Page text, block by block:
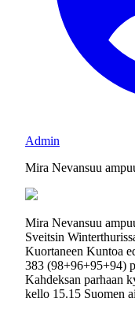
Admin
Mira Nevansuu
Mira Nevansuu
Sveitsin
Kuortaneen Kuntoa
383 (98+96+95+94)
Kahdeksan parhaan
kello 15.15 Suomen